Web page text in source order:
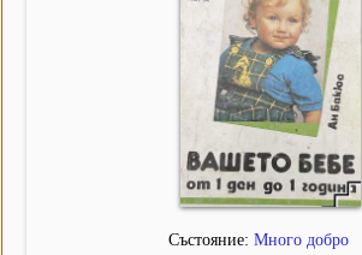
Състояние: Много добро